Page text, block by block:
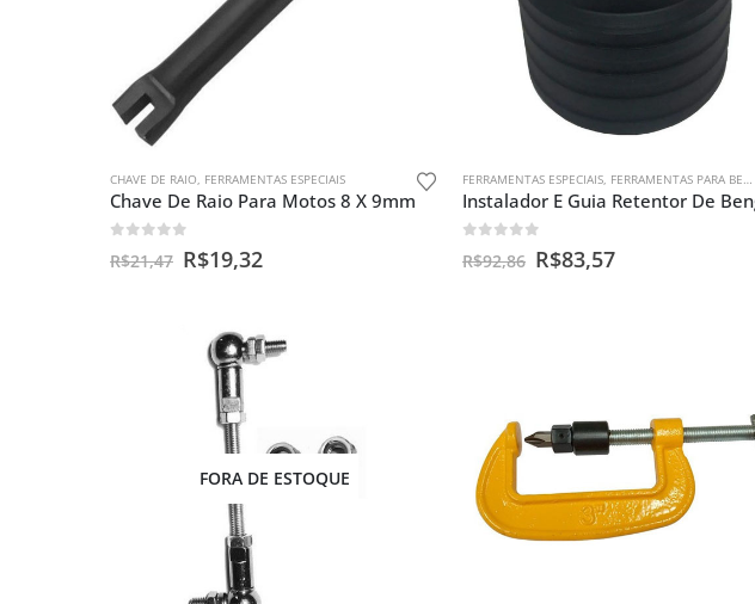
CHAVE DE RAIO, FERRAMENTAS ESPECIAIS
Chave De Raio Para Motos 8 X 9mm
R$21,47 R$19,32
FERRAMENTAS ESPECIAIS, FERRAMENTAS PARA BENGALAS
R$92,86 R$83,57
FORA DE ESTOQUE